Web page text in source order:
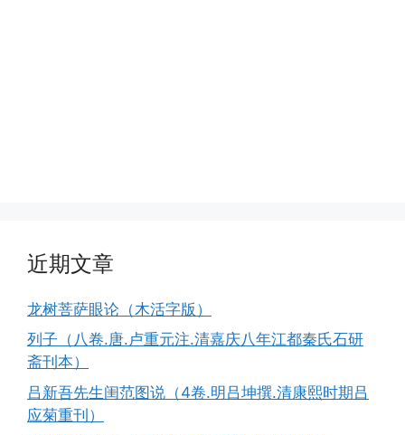
近期文章
龙树菩萨眼论（木活字版）
列子（八卷.唐.卢重元注.清嘉庆八年江都秦氏石研
斋刊本）
吕新吾先生闺范图说（4卷.明吕坤撰.清康熙时期吕
应菊重刊）